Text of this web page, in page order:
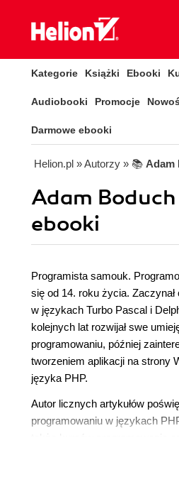
Kategorie Książki Ebooki
Audiobooki Promocje
Darmowe ebooki
Helion.pl » Autorzy » 📚 Adam
Adam
ebooki
Programista samouk.
się od 14. roku życia.
w językach Turbo Pascal i
kolejnych lat rozwijał swe
programowaniu, później
tworzeniem aplikacji na strony
języka PHP.
Autor licznych artykułów
programowaniu w językach